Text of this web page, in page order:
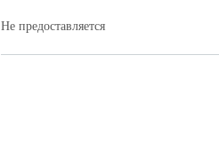
Не предоставляется